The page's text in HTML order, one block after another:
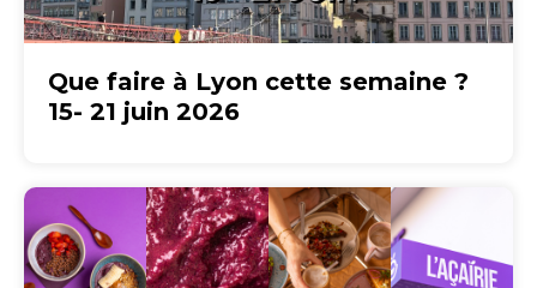
Que faire à Lyon cette semaine ?
15- 21 juin 2026